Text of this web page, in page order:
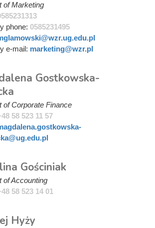
of Marketing
phone: 0585231495
e-mail: marketing@wzr.pl
Gostkowska-
of Corporate Finance
58 523 11 57
Gościniak
of Accounting
58 523 14 01
Hyży